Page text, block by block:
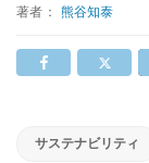
著者： 熊谷知泰
サステナビリティ